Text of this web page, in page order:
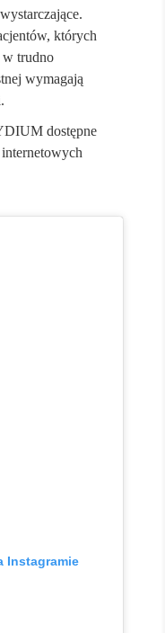
których
w trudno
wymagają
dostępne
Instagramie